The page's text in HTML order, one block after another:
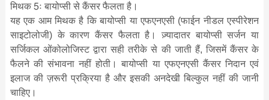
मिथक 5ः बायोप्सी से कैंसर फैलता है।
यह एक आम मिथक है कि बायोप्सी या एफएनएसी (फाईन नीडल एस्पीरेशन
साइटोलोजी) के कारण कैंसर फैलता है। ज़्यादातर बायोप्सी सर्जन या
सर्जिकल ओंकोलोजिस्ट द्वारा सही तरीके से की जाती हैं, जिसमें कैंसर के
फैलने की संभावना नहीं होती। बायोप्सी या एफएनएसी कैंसर निदान एवं
इलाज की ज़रूरी प्रक्रिया है और इसकी अनदेखी बिल्कुल नहीं की जानी
चाहिए।